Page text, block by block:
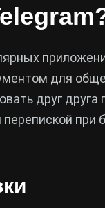
для
друг
при